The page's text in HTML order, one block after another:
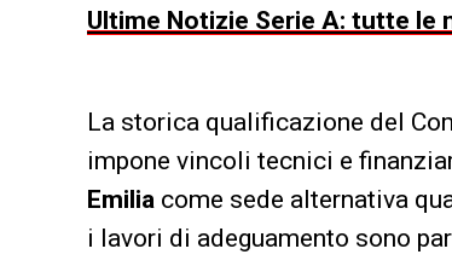
Ultime Notizie Serie A: tutte le
La storica qualificazione del
impone vincoli tecnici e
Emilia come sede alternativa
i lavori di adeguamento sono